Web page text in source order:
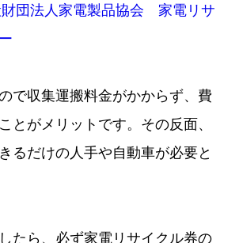
団法人家電製品協会 家電リサ
で収集運搬料金がかからず、費
とがメリットです。その反面、
るだけの人手や自動車が必要と
たら、必ず家電リサイクル券の